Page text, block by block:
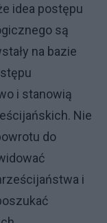
idea postępu
są
na bazie
i stanowią
Nie
do
i